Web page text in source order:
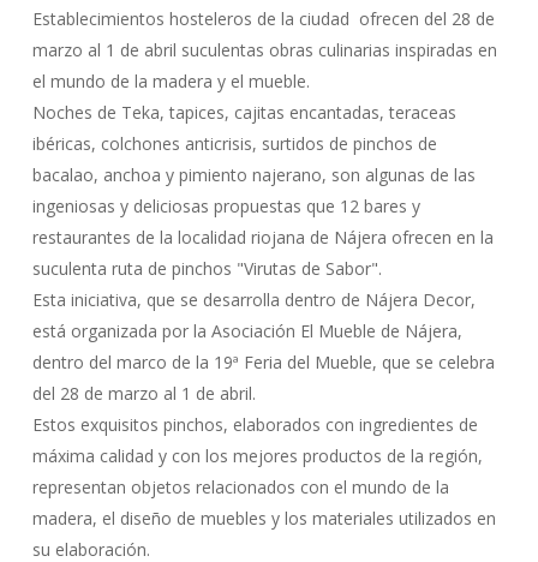
Establecimientos hosteleros de la ciudad ofrecen del 28 de
marzo al 1 de abril suculentas obras culinarias inspiradas en
el mundo de la madera y el mueble.
Noches de Teka, tapices, cajitas encantadas, teraceas
ibéricas, colchones anticrisis, surtidos de pinchos de
bacalao, anchoa y pimiento najerano, son algunas de las
ingeniosas y deliciosas propuestas que 12 bares y
restaurantes de la localidad riojana de Nájera ofrecen en la
suculenta ruta de pinchos "Virutas de Sabor".
Esta iniciativa, que se desarrolla dentro de Nájera Decor,
está organizada por la Asociación El Mueble de Nájera,
dentro del marco de la 19ª Feria del Mueble, que se celebra
del 28 de marzo al 1 de abril.
Estos exquisitos pinchos, elaborados con ingredientes de
máxima calidad y con los mejores productos de la región,
representan objetos relacionados con el mundo de la
madera, el diseño de muebles y los materiales utilizados en
su elaboración.